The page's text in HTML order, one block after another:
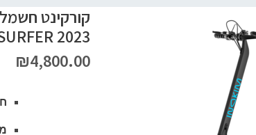
2023
₪4,800.00